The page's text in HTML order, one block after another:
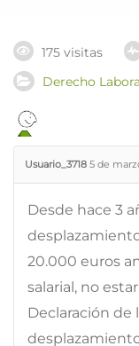
175 visitas
Derecho
Usuario_3718 5 de
Desde hace 3
20.000 euros
salarial, no
Declaración de